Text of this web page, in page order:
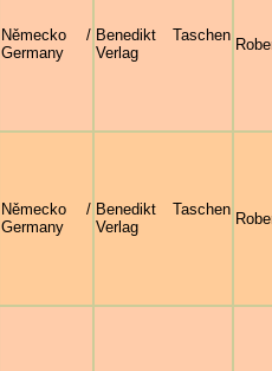
Německo /
Germany
Benedikt Taschen
Verlag
Německo /
Germany
Benedikt Taschen
Verlag